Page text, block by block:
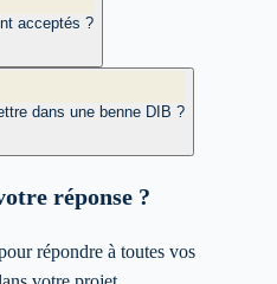
acceptés ?
dans une benne DIB ?
réponse ?
répondre à toutes vos